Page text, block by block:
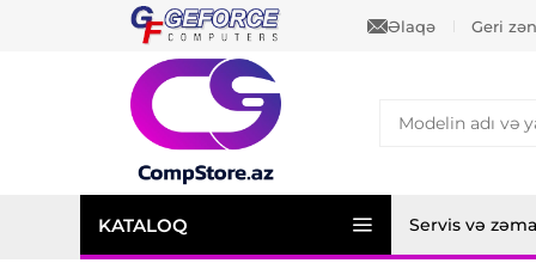
Əlaqə Geri
KATALOQ Servis və